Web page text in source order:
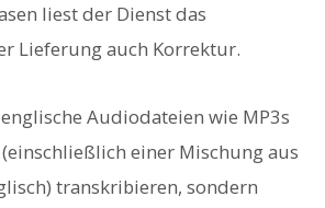
liest der Dienst das
Lieferung auch Korrektur.
Audiodateien wie MP3s
einer Mischung aus
transkribieren, sondern